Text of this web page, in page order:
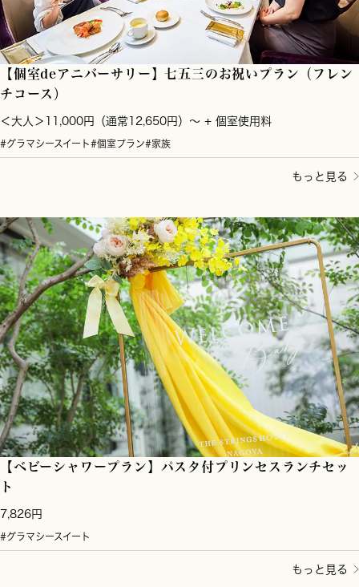
【個室deアニバーサリー】七五三のお祝いプラン（フレン
チコース）
＜大人＞11,000円（通常12,650円）～ + 個室使用料
#グラマシースイート#個室プラン#家族
もっと見る
【ベビーシャワープラン】パスタ付プリンセスランチセッ
ト
7,826円
#グラマシースイート
もっと見る